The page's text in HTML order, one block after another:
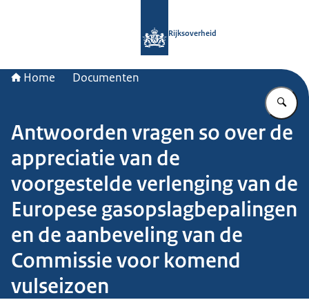
Rijksoverheid
Home Documenten
Antwoorden vragen so over de
appreciatie van de
voorgestelde verlenging van de
Europese gasopslagbepalingen
en de aanbeveling van de
Commissie voor komend
vulseizoen